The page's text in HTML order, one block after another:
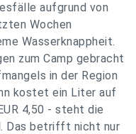
aufgrund von
Wochen
Wasserknappheit.
zum Camp gebracht
in der Region
kostet ein Liter auf
4,50 - steht die
Das betrifft nicht nur